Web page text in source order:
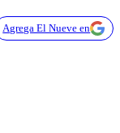
Agrega El Nueve en